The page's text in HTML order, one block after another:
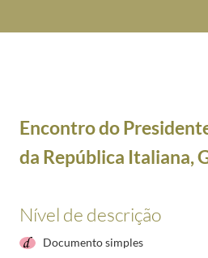
10-08
10-11 de Abril de 2007
Encontro do
da República Italiana,
Nível de descrição
Documento simples